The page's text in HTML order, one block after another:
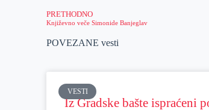
PRETHODNO
Književno veče Simonide Banjeglav
POVEZANE vesti
VESTI
Iz Gradske bašte ispraćeni